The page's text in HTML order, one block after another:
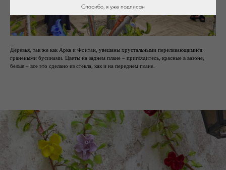
Деревья, так же как Арка и Фонтан, увешаны хрустальными переливающимися
гранеными бусинами. Цветы на заднем плане – приглядитесь, красные в вазоне,
белые – все это сделано из стекла, как и на переднем плане.
Спасибо, я уже подписан